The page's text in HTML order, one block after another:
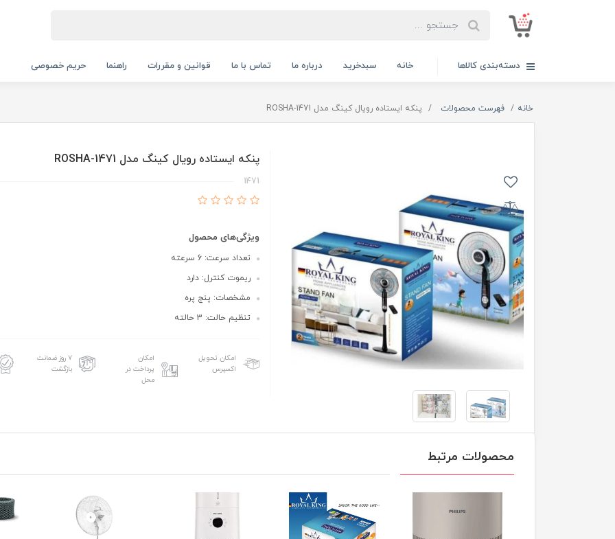
دسته‌بندی کالاها خانه سبدخرید درباره ما تماس با ما قوانین و مقررات راهنما حریم خصوصی
خانه فهرست محصولات پنکه ایستاده رویال کینگ مدل ROSHA-1471
پنکه ایستاده رویال کینگ مدل ROSHA-1471
1471
ویژگی‌های محصول
تعداد سرعت: 6 سرعته
ریموت کنترل: دارد
مشخصات: پنج پره
تنظیم حالت: 3 حالته
امکان تحویل
اکسپرس
امکان
پرداخت در
محل
۷ روز ضمانت
بازگشت
محصولات مرتبط